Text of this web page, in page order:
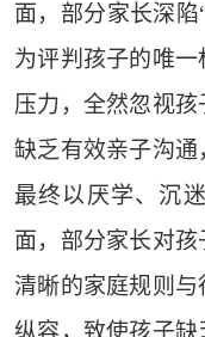
面，部分家长深
为评判孩子的唯
压力，全然忽视
缺乏有效亲子沟
最终以厌学、沉
面，部分家长对
清晰的家庭规则
纵容，致使孩子